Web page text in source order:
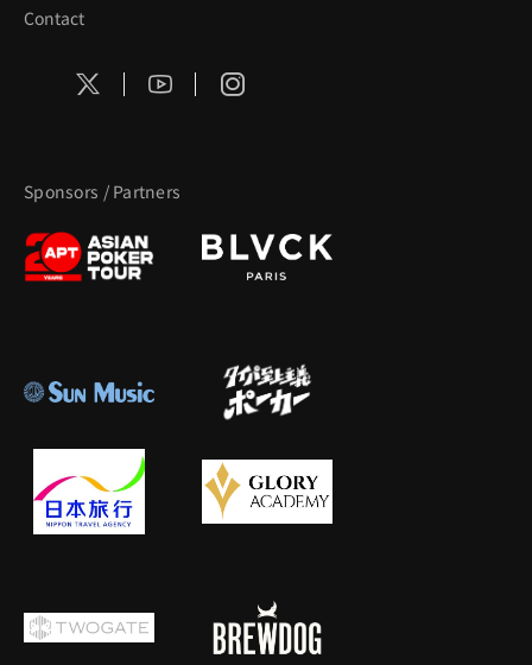
Contact
Sponsors / Partners